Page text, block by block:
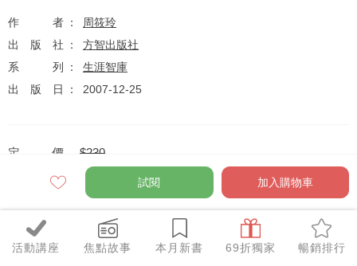
活動講座 焦點故事 本月新書 69折獨家 暢銷排行
作者
周筱玲
出版社
方智出版社
系列
生涯智庫
出版日
2007-12-25
定價 $230
優惠價 $182元
全網任10件75折（獨家及特惠品除外）
試閱 加入購物車